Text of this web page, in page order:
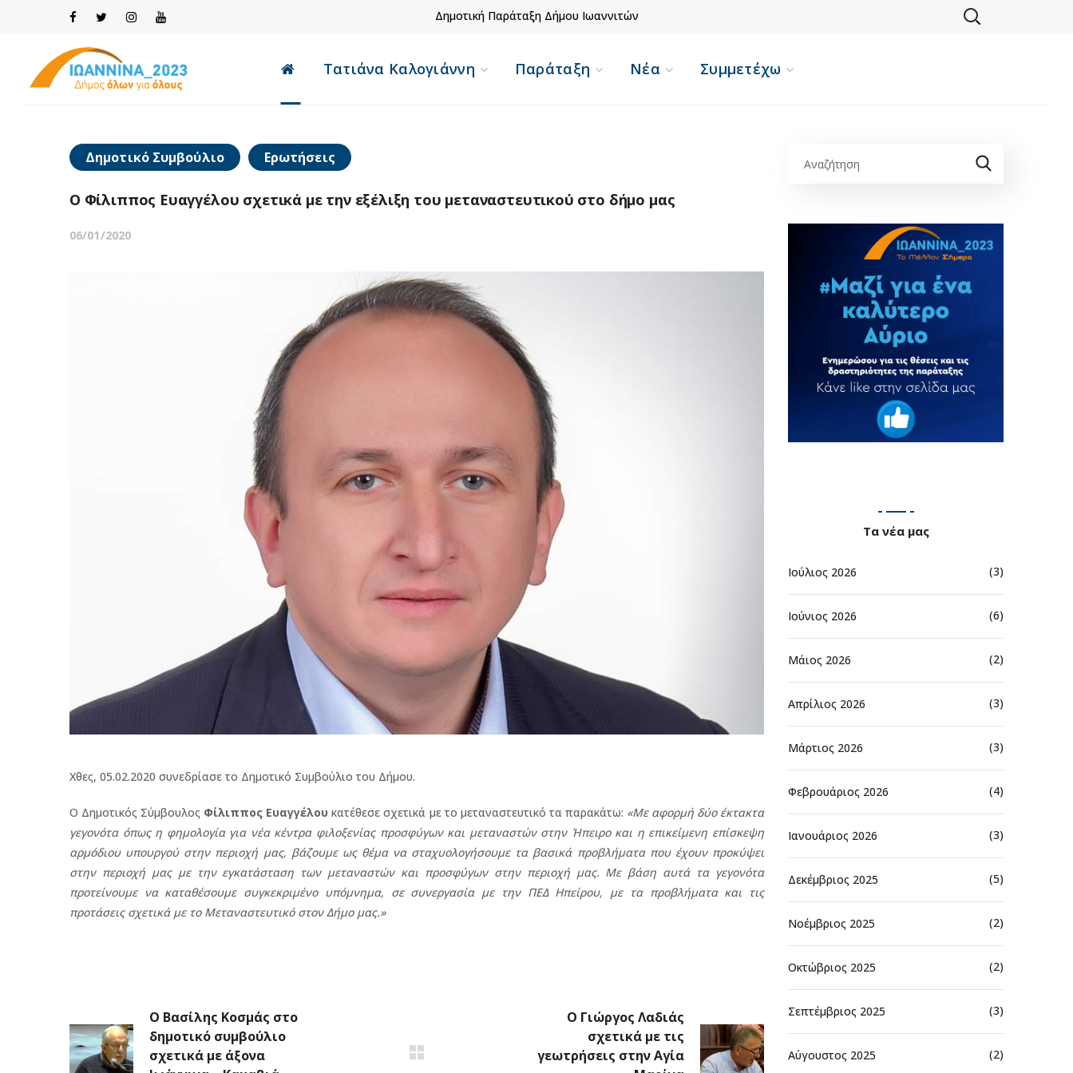
Δημοτική Παράταξη Δήμου Ιωαννιτών
Τατιάνα Καλογιάννη Παράταξη Νέα Συμμετέχω
Δημοτικό Συμβούλιο Ερωτήσεις
Ο Φίλιππος Ευαγγέλου σχετικά με την εξέλιξη του μεταναστευτικού στο δήμο μας
06/01/2020
Χθες, 05.02.2020 συνεδρίασε το Δημοτικό Συμβούλιο του Δήμου.
Ο Δημοτικός Σύμβουλος Φίλιππος Ευαγγέλου κατέθεσε σχετικά με το μεταναστευτικό τα παρακάτω: «Με αφορμή δύο έκτακτα
γεγονότα όπως η φημολογία για νέα κέντρα φιλοξενίας προσφύγων και μεταναστών στην Ήπειρο και η επικείμενη επίσκεψη
αρμόδιου υπουργού στην περιοχή μας, βάζουμε ως θέμα να σταχυολογήσουμε τα βασικά προβλήματα που έχουν προκύψει
στην περιοχή μας με την εγκατάσταση των μεταναστών και προσφύγων στην περιοχή μας. Με βάση αυτά τα γεγονότα
προτείνουμε να καταθέσουμε συγκεκριμένο υπόμνημα, σε συνεργασία με την ΠΕΔ Ηπείρου, με τα προβλήματα και τις
προτάσεις σχετικά με το Μεταναστευτικό στον Δήμο μας.»
Ο Βασίλης Κοσμάς στο
δημοτικό συμβούλιο
σχετικά με άξονα
Ο Γιώργος Λαδιάς
σχετικά με τις
γεωτρήσεις στην Αγία
Τα νέα μας
Ιούλιος 2026 (3)
Ιούνιος 2026 (6)
Μάιος 2026 (2)
Απρίλιος 2026 (3)
Μάρτιος 2026 (3)
Φεβρουάριος 2026 (4)
Ιανουάριος 2026 (3)
Δεκέμβριος 2025 (5)
Νοέμβριος 2025 (2)
Οκτώβριος 2025 (2)
Σεπτέμβριος 2025 (3)
Αύγουστος 2025 (2)